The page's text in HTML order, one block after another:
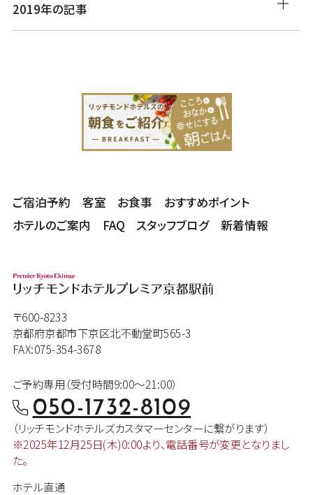
2019年の記事
ご宿泊予約 客室 お食事
おすすめポイント
ホテルのご案内
FAQ スタッフブログ 新着情報
〒600-8233
京都府京都市下京区北不動堂町565-3
FAX:075-354-3678
ご予約専用（受付時間9:00～21:00）
050-1732-8109
（リッチモンドホテルズカスタマーセンターに繋がります）
※2025年12月25日(木)0:00より、電話番号が変更となりまし
た。
ホテル直通